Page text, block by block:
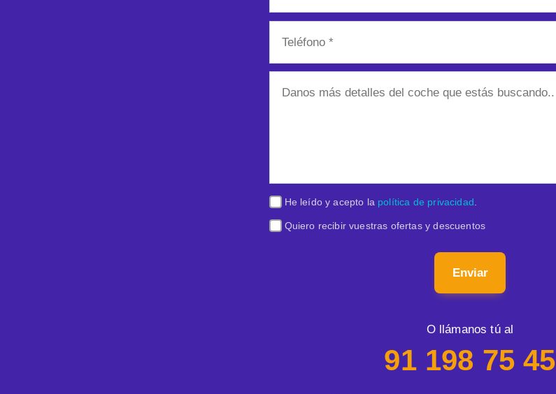
He leído y acepto la política de privacidad.
Quiero recibir vuestras ofertas y descuentos
Enviar
O llámanos tú al
91 198 75 45